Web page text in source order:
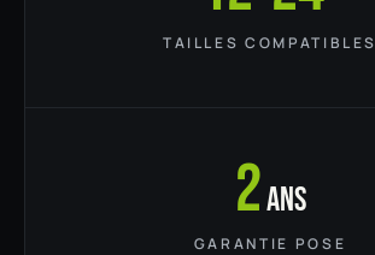
TAILLES COMPATIBLES
2ans
GARANTIE POSE